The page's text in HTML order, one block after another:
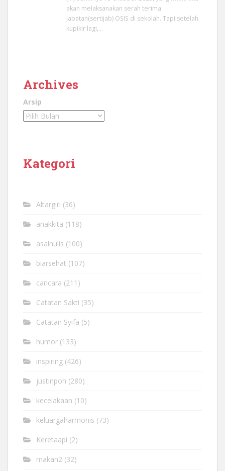
akan melaksanakan serah terima
jabatan(sertijab) OSIS di sekolah. Tapi setelah
kupikir lagi,…
Archives
Arsip
Kategori
Altargiri (36)
anakkita (118)
asalnulis (100)
biarsehat (107)
caricara (211)
Catatan Sakti (35)
Catatan Syifa (5)
humor (133)
inspiring (426)
justinpoh (280)
kecelakaan (10)
keluargaharmonis (73)
Keretaapi (2)
makan2 (32)